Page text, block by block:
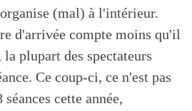
(mal) à l'intérieur.
d'arrivée compte moins qu'il
la plupart des spectateurs
Ce coup-ci, ce n'est pas
cette année,